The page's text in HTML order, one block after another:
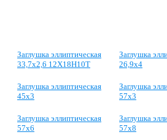
Заглушка эллиптическая
33,7х2,6 12Х18Н10Т
Заглушка
26,9х4
Заглушка эллиптическая
45х3
Заглушка
57х3
Заглушка эллиптическая
57х6
Заглушка
57х8